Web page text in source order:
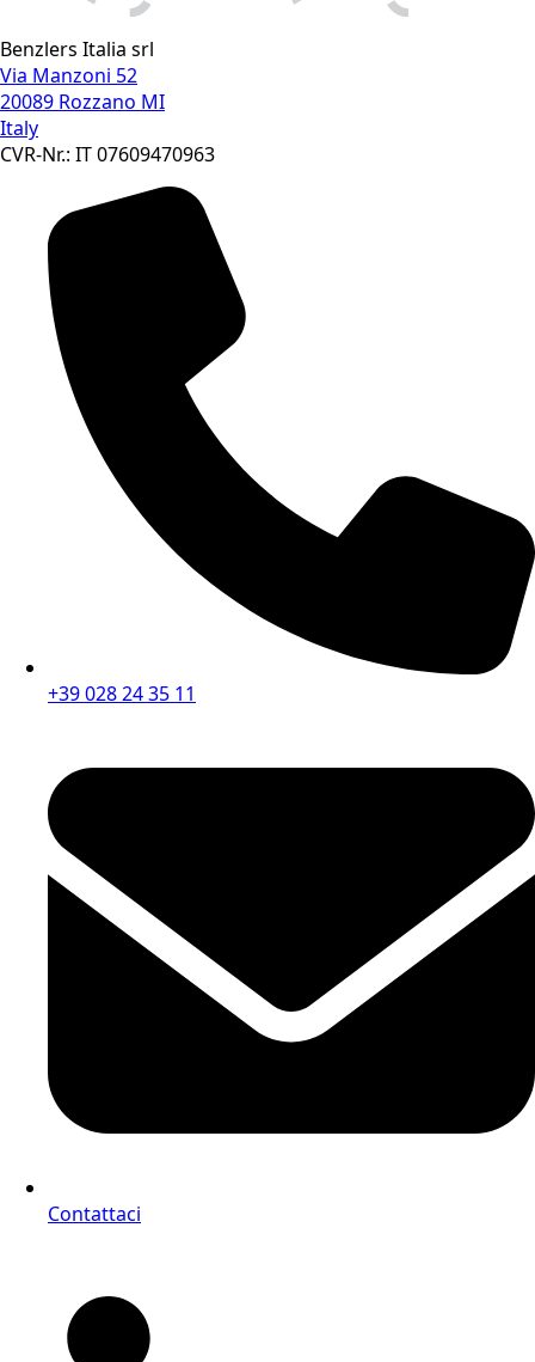
Benzlers Italia srl
Via Manzoni 52
20089 Rozzano MI
Italy
CVR-Nr.: IT 07609470963
+39 028 24 35 11
Contattaci